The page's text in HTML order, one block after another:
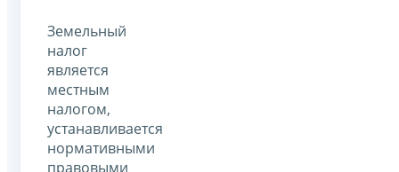
Земельный
налог
является
местным
налогом,
устанавливается
нормативными
правовыми